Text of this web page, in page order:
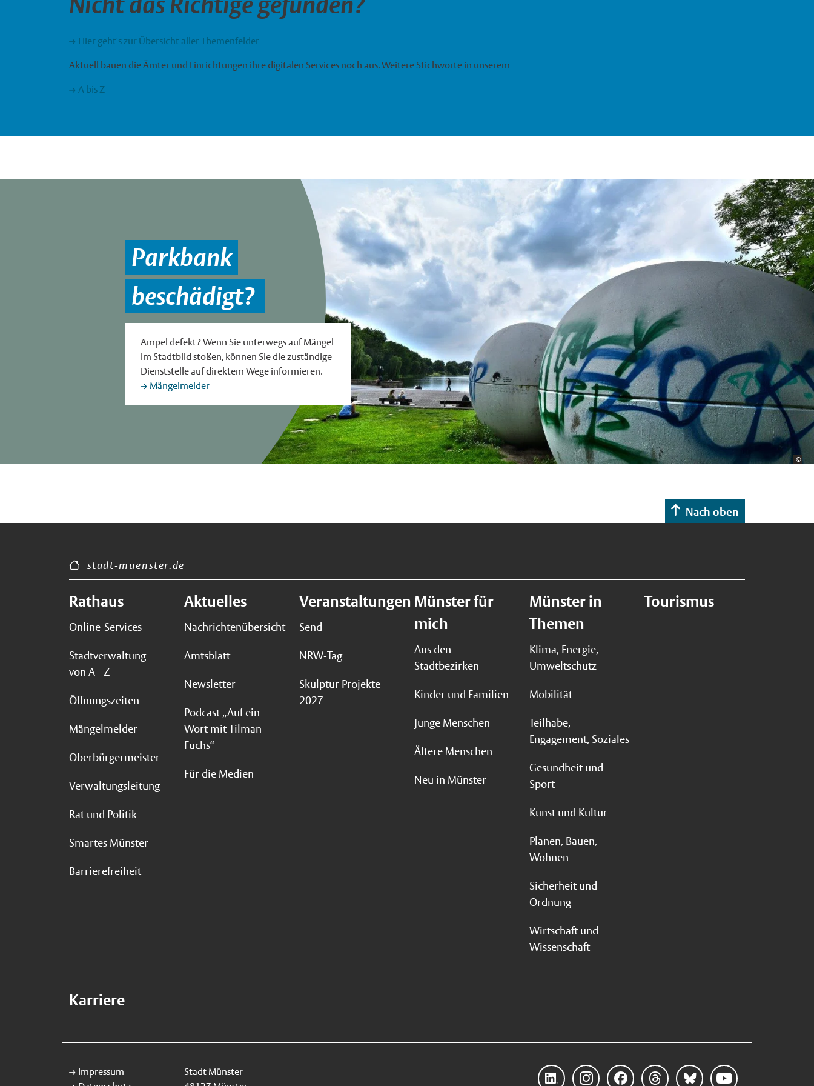
Hier geht's zur Übersicht aller Themenfelder
Aktuell bauen die Ämter und Einrichtungen ihre digitalen Services noch aus. Weitere Stichworte in unserem
A bis Z
©
Parkbank
beschädigt?
Ampel defekt? Wenn Sie unterwegs auf Mängel
im Stadtbild stoßen, können Sie die zuständige
Dienststelle auf direktem Wege informieren.
Mängelmelder
Nach oben
stadt-muenster.de
Rathaus
Online-Services
Stadtverwaltung
von A - Z
Öffnungszeiten
Mängelmelder
Oberbürgermeister
Verwaltungsleitung
Rat und Politik
Smartes Münster
Barrierefreiheit
Aktuelles
Nachrichtenübersicht
Amtsblatt
Newsletter
Podcast „Auf ein
Wort mit Tilman
Fuchs“
Für die Medien
Veranstaltungen
Send
NRW-Tag
Skulptur Projekte
2027
Münster für
mich
Aus den
Stadtbezirken
Kinder und Familien
Junge Menschen
Ältere Menschen
Neu in Münster
Münster in
Themen
Klima, Energie,
Umweltschutz
Mobilität
Teilhabe,
Engagement, Soziales
Gesundheit und
Sport
Kunst und Kultur
Planen, Bauen,
Wohnen
Sicherheit und
Ordnung
Wirtschaft und
Wissenschaft
Tourismus
Karriere
Impressum
Stadt Münster